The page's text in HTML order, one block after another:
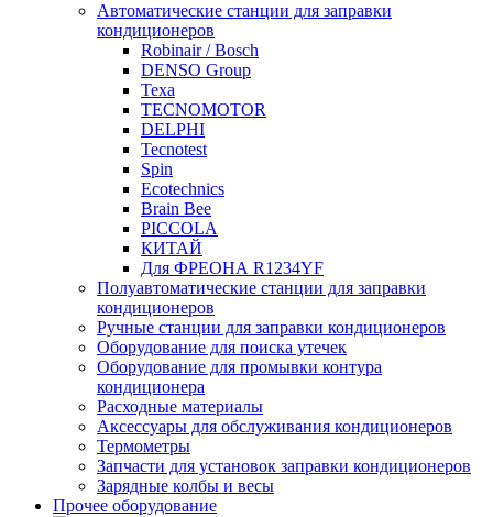
Автоматические станции для заправки
кондиционеров
Robinair / Bosch
DENSO Group
Texa
TECNOMOTOR
DELPHI
Tecnotest
Spin
Ecotechnics
Brain Bee
PICCOLA
КИТАЙ
Для ФРЕОНА R1234YF
Полуавтоматические станции для заправки
кондиционеров
Ручные станции для заправки кондиционеров
Оборудование для поиска утечек
Оборудование для промывки контура
кондиционера
Расходные материалы
Аксессуары для обслуживания кондиционеров
Термометры
Запчасти для установок заправки кондиционеров
Зарядные колбы и весы
Прочее оборудование